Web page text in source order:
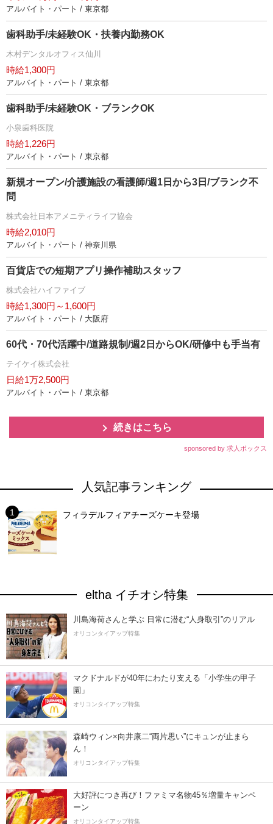
アルバイト・パート / 東京都
歯科助手/未経験OK・扶養内勤務OK
木村デンタルオフィス仙川
時給1,300円
アルバイト・パート / 東京都
歯科助手/未経験OK・ブランクOK
小泉歯科医院
時給1,226円
アルバイト・パート / 東京都
新規オープン/介護施設の看護師/週1日から3日/ブランク不
問
株式会社日本アメニティライフ協会
時給2,010円
アルバイト・パート / 神奈川県
百貨店での短期アプリ操作補助スタッフ
株式会社ハイファイブ
時給1,300円～1,600円
アルバイト・パート / 大阪府
60代・70代活躍中/道路規制/週2日からOK/研修中も手当有
テイケイ株式会社
日給1万2,500円
アルバイト・パート / 東京都
続きはこちら
sponsored by 求人ボックス
人気記事ランキング
フィラデルフィアチーズケーキ登場
eltha イチオシ特集
川島海荷さんと学ぶ 日常に潜む“人身取引”のリアル
オリコンタイアップ特集
マクドナルドが40年にわたり支える「小学生の甲子
園」
オリコンタイアップ特集
森崎ウィン×向井康二“両片思い”にキュンが止まら
ん！
オリコンタイアップ特集
大好評につき再び！ファミマ名物45％増量キャンペ
ーン
オリコンタイアップ特集